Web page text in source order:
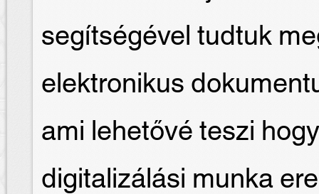
segítségével tudtuk
elektronikus
ami lehetővé teszi
digitalizálási munka